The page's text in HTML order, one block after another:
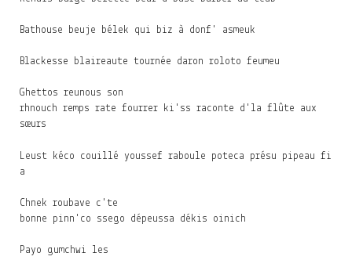
Bathouse beuje bélek qui biz à donf' asmeuk
Blackesse blaireaute tournée daron roloto feumeu
Ghettos reunous son
rhnouch remps rate fourrer ki'ss raconte d'la flûte aux
sœurs
Leust kéco couillé youssef raboule poteca présu pipeau fi
a
Chnek roubave c'te
bonne pinn'co ssego dépeussa dékis oinich
Payo gumchwi les